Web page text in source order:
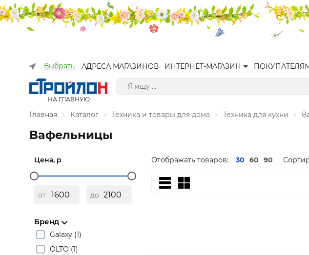
Выбрать АДРЕСА МАГАЗИНОВ ИНТЕРНЕТ-МАГАЗИН
НА ГЛАВНУЮ
Главная Каталог Техника и товары для дома Техника для кухни
Вафельницы
Цена, р
от до
Бренд
Galaxy (1)
OLTO (1)
Отображать товаров: 30 60 90